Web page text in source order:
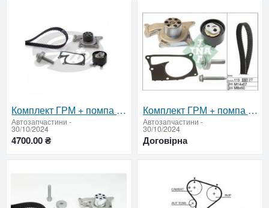
Комплект ГРМ + помпа Gates K9K KP15675XS
Автозапчастини -
30/10/2024
4700.00 ₴
Комплект ГРМ + помпа INA 530 0607 30
Автозапчастини -
30/10/2024
Договірна